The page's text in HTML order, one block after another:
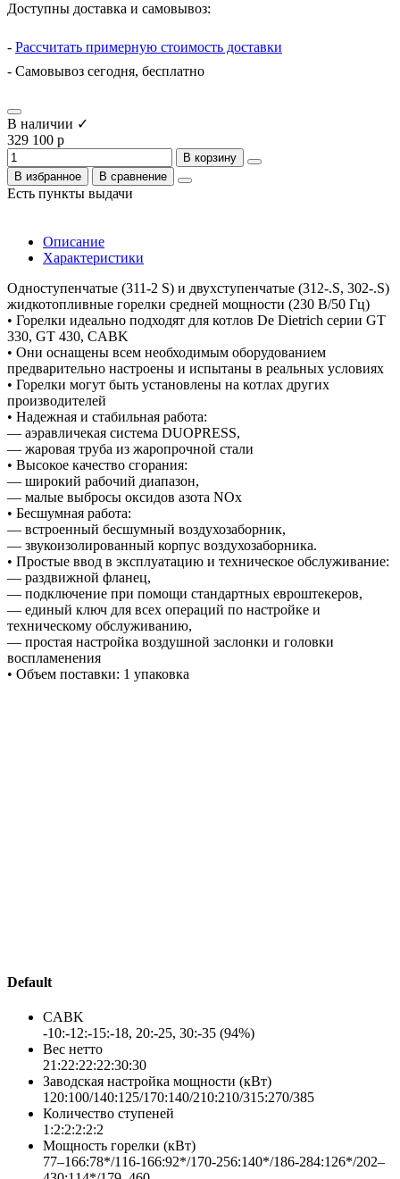
Доступны доставка и самовывоз:
- Рассчитать примерную стоимость доставки
- Самовывоз сегодня, бесплатно
В наличии ✓
329 100 р
В корзину
В избранное
В сравнение
Есть пункты выдачи
Описание
Характеристики
Одноступенчатые (311-2 S) и двухступенчатые (312-.S, 302-.S)
жидкотопливные горелки средней мощности (230 В/50 Гц)
• Горелки идеально подходят для котлов De Dietrich серии GT
330, GT 430, CABK
• Они оснащены всем необходимым оборудованием
предварительно настроены и испытаны в реальных условиях
• Горелки могут быть установлены на котлах других
производителей
• Надежная и стабильная работа:
–– аэравличекая система DUOPRESS,
–– жаровая труба из жаропрочной стали
• Высокое качество сгорания:
–– широкий рабочий диапазон,
–– малые выбросы оксидов азота NОx
• Бесшумная работа:
–– встроенный бесшумный воздухозаборник,
–– звукоизолированный корпус воздухозаборника.
• Простые ввод в эксплуатацию и техническое обслуживание:
–– раздвижной фланец,
–– подключение при помощи стандартных евроштекеров,
–– единый ключ для всех операций по настройке и
техническому обслуживанию,
–– простая настройка воздушной заслонки и головки
воспламенения
• Объем поставки: 1 упаковка
Default
CABK
-10:-12:-15:-18, 20:-25, 30:-35 (94%)
Вес нетто
21:22:22:22:30:30
Заводская настройка мощности (кВт)
120:100/140:125/170:140/210:210/315:270/385
Количество ступеней
1:2:2:2:2:2
Мощность горелки (кВт)
77–166:78*/116-166:92*/170-256:140*/186-284:126*/202–